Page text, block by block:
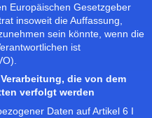
Europäischen Gesetzgeber
insoweit die Auffassung,
sein könnte, wenn die
ist
die von dem
verfolgt werden
Daten auf Artikel 6 I